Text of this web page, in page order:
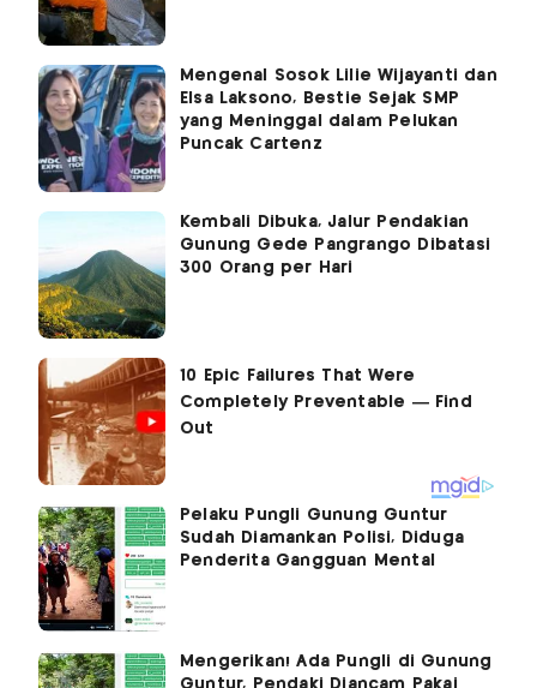
Mengenal Sosok Lilie Wijayanti dan
Elsa Laksono, Bestie Sejak SMP
yang Meninggal dalam Pelukan
Puncak Cartenz
Kembali Dibuka, Jalur Pendakian
Gunung Gede Pangrango Dibatasi
300 Orang per Hari
Pelaku Pungli Gunung Guntur
Sudah Diamankan Polisi, Diduga
Penderita Gangguan Mental
Mengerikan! Ada Pungli di Gunung